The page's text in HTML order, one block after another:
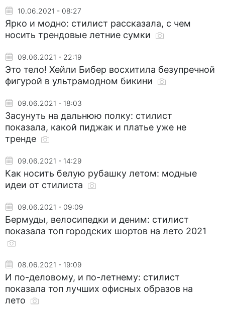
10.06.2021 - 08:27
Ярко и модно: стилист рассказала, с чем
носить трендовые летние сумки
09.06.2021 - 22:19
Это тело! Хейли Бибер восхитила безупречной
фигурой в ультрамодном бикини
09.06.2021 - 18:03
Засунуть на дальнюю полку: стилист
показала, какой пиджак и платье уже не
тренде
09.06.2021 - 14:29
Как носить белую рубашку летом: модные
идеи от стилиста
09.06.2021 - 09:09
Бермуды, велосипедки и деним: стилист
показала топ городских шортов на лето 2021
08.06.2021 - 19:09
И по-деловому, и по-летнему: стилист
показала топ лучших офисных образов на
лето